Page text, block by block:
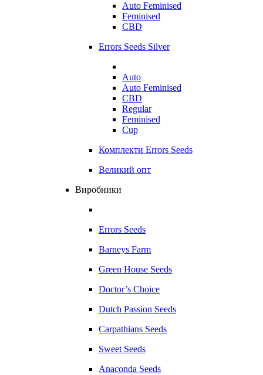
Auto Feminised
Feminised
CBD
Errors Seeds Silver
Auto
Auto Feminised
CBD
Regular
Feminised
Cup
Комплекти Errors Seeds
Великий опт
Виробники
Errors Seeds
Barneys Farm
Green House Seeds
Doctor’s Choice
Dutch Passion Seeds
Carpathians Seeds
Sweet Seeds
Anaconda Seeds